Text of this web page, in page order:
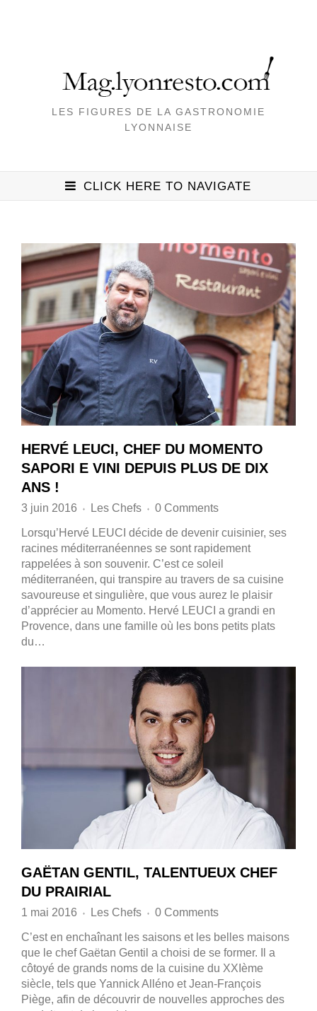
LES FIGURES DE LA GASTRONOMIE
LYONNAISE
CLICK HERE TO NAVIGATE
HERVÉ LEUCI, CHEF DU MOMENTO
SAPORI E VINI DEPUIS PLUS DE DIX
ANS !
3 juin 2016 ♦ Les Chefs ♦ 0 Comments
Lorsqu’Hervé LEUCI décide de devenir cuisinier, ses
racines méditerranéennes se sont rapidement
rappelées à son souvenir. C’est ce soleil
méditerranéen, qui transpire au travers de sa cuisine
savoureuse et singulière, que vous aurez le plaisir
d’apprécier au Momento. Hervé LEUCI a grandi en
Provence, dans une famille où les bons petits plats
du…
GAËTAN GENTIL, TALENTUEUX CHEF
DU PRAIRIAL
1 mai 2016 ♦ Les Chefs ♦ 0 Comments
C’est en enchaînant les saisons et les belles maisons
que le chef Gaëtan Gentil a choisi de se former. Il a
côtoyé de grands noms de la cuisine du XXIème
siècle, tels que Yannick Alléno et Jean-François
Piège, afin de découvrir de nouvelles approches des